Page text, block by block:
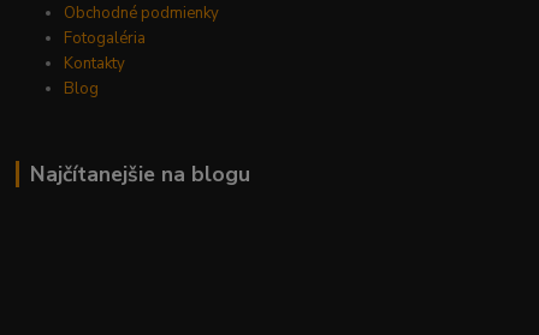
Obchodné podmienky
Fotogaléria
Kontakty
Blog
Najčítanejšie na blogu